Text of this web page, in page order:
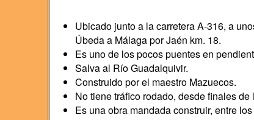
Ubicado junto a la carretera A-316, a
Úbeda a Málaga por Jaén km. 18.
Es uno de los pocos puentes en
Salva al Río Guadalquivir.
Construido por el maestro Mazuecos.
No tiene tráfico rodado, desde finales de
Es una obra mandada construir, entre